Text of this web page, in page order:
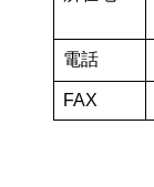
電話
FAX